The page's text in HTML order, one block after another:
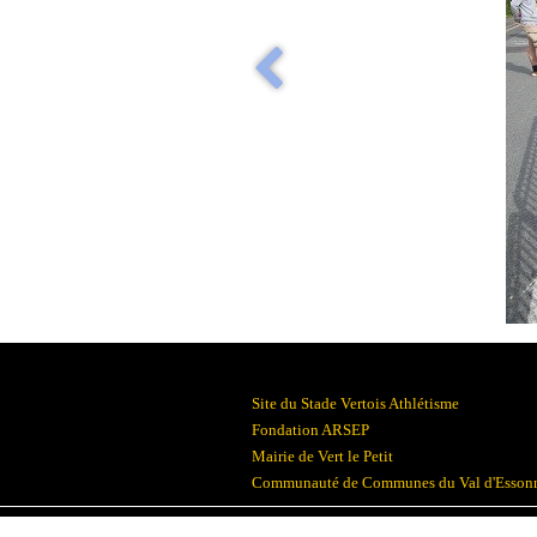
Site du Stade Vertois Athlétisme
Fondation ARSEP
Mairie de Vert le Petit
Communauté de Communes du Val